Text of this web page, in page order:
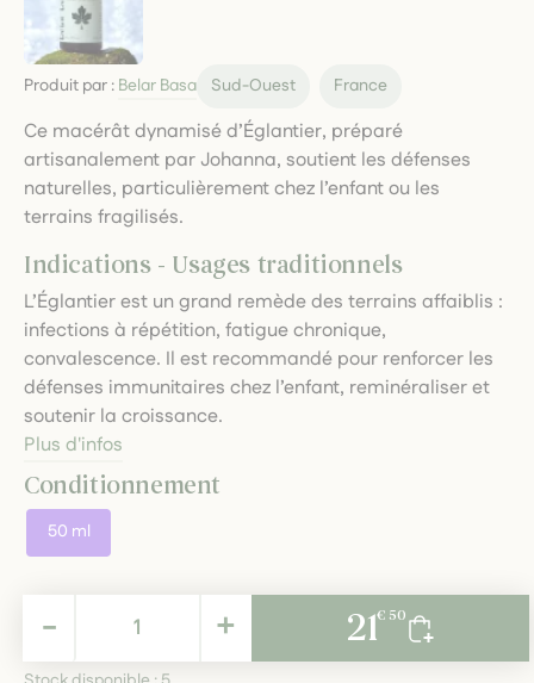
Produit par : Belar Basa Sud-Ouest France
Ce macérât dynamisé d’Églantier, préparé
artisanalement par Johanna, soutient les défenses
naturelles, particulièrement chez l’enfant ou les
terrains fragilisés.
Indications - Usages traditionnels
L’Églantier est un grand remède des terrains affaiblis :
infections à répétition, fatigue chronique,
convalescence. Il est recommandé pour renforcer les
défenses immunitaires chez l’enfant, reminéraliser et
soutenir la croissance.
Plus d'infos
Conditionnement
50 ml
21,50 € TTC+
- 21€ 50